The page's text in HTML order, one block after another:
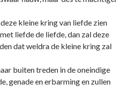
kleine kring van liefde zien
liefde de liefde, dan zal deze
dat weldra de kleine kring zal
buiten treden in de oneindige
genade en erbarming en zullen